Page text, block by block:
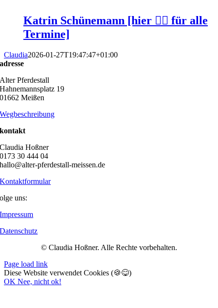
Katrin Schünemann [hier 👆🏻 für alle
Termine]
Claudia2026-01-27T19:47:47+01:00
adresse
Alter Pferdestall
Hahnemannsplatz 19
01662 Meißen
Wegbeschreibung
kontakt
Claudia Hoßner
0173 30 444 04
hallo@alter-pferdestall-meissen.de
Kontaktformular
uns:
Impressum
Datenschutz
© Claudia Hoßner. Alle Rechte vorbehalten.
Page load link
Diese Website verwendet Cookies (🍪😋)
OK Nee, nicht ok!